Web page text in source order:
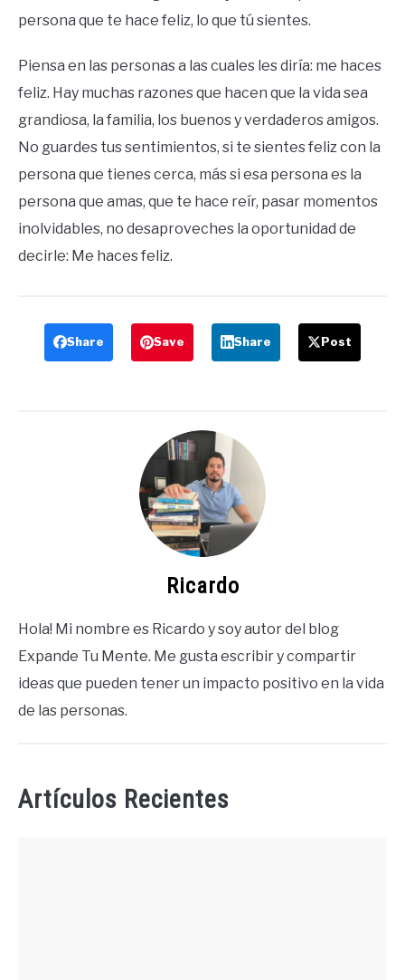
persona que te hace feliz, lo que tú sientes.
Piensa en las personas a las cuales les diría: me haces
feliz. Hay muchas razones que hacen que la vida sea
grandiosa, la familia, los buenos y verdaderos amigos.
No guardes tus sentimientos, si te sientes feliz con la
persona que tienes cerca, más si esa persona es la
persona que amas, que te hace reír, pasar momentos
inolvidables, no desaproveches la oportunidad de
decirle: Me haces feliz.
Share Save Share Post
Ricardo
Hola! Mi nombre es Ricardo y soy autor del blog
Expande Tu Mente. Me gusta escribir y compartir
ideas que pueden tener un impacto positivo en la vida
de las personas.
Artículos Recientes